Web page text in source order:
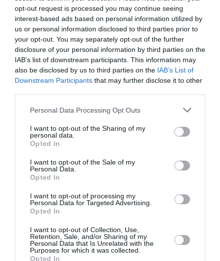
opt-out request is processed you may continue seeing
interest-based ads based on personal information utilized by
us or personal information disclosed to third parties prior to
your opt-out. You may separately opt-out of the further
disclosure of your personal information by third parties on the
IAB’s list of downstream participants. This information may
also be disclosed by us to third parties on the IAB’s List of
Downstream Participants that may further disclose it to other
Personal Data Processing Opt Outs
I want to opt-out of the Sharing of my
personal data.
Opted In
I want to opt-out of the Sale of my
Personal Data.
Opted In
I want to opt-out of processing my
Personal Data for Targeted Advertising.
Opted In
I want to opt-out of Collection, Use,
Retention, Sale, and/or Sharing of my
Personal Data that Is Unrelated with the
Purposes for which it was collected.
Opted In
Νέοι Διαγωνισμοί❯
Tags
ΛΕΩΝΙΔΑΣ ΚΑΒΑΚΟΣ ΣΕΜΙΝΑΡΙΑ – ΣΥΝΕΔΡΙΑ
Newsletter
Κάθε βδομάδα στο e-mail σας τα τελευταία νέα για
την Τέχνη και τον Πολιτισμό!
Σχετικά Άρθρα